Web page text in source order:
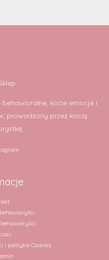
kocie emocje i
prowadzony przez kocią
i polityka Cookies